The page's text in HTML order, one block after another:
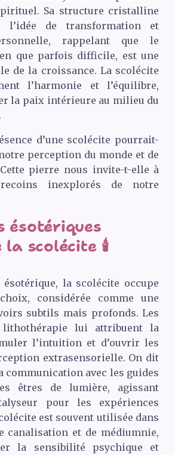
Sa structure cristalline
l’idée de transformation et
rappelant que le
que parfois difficile, est une
de la croissance. La scolécite
l’harmonie et l’équilibre,
la paix intérieure au milieu du
d’une scolécite pourrait-
perception du monde et de
pierre nous invite-t-elle à
inexplorés de notre
ésotériques
scolécite 🕯️
la scolécite occupe
considérée comme une
subtils mais profonds. Les
lithothérapie lui attribuent la
l’intuition et d’ouvrir les
extrasensorielle. On dit
communication avec les guides
êtres de lumière, agissant
pour les expériences
est souvent utilisée dans
canalisation et de médiumnie,
la sensibilité psychique et